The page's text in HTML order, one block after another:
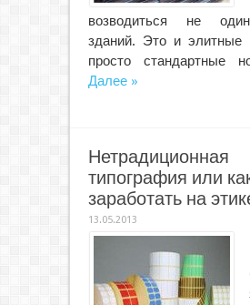
возводиться не
зданий. Это и элитные
просто стандартные
Далее »
Нетрадиционная
типография или
заработать на
13.05.2013